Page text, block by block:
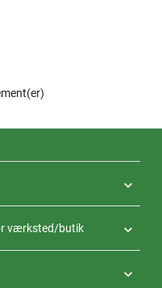


værksted/butik
